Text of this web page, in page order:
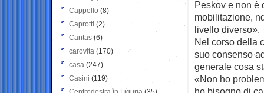
Peskov e non è
mobilitazione,
livello diverso».
Nel corso della
suo consenso
generale cosa
«Non ho
Cappello (8)
Caprotti (2)
Caritas (6)
carovita (170)
casa (247)
Casini (119)